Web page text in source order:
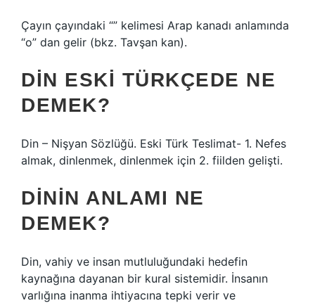
Çayın çayındaki “” kelimesi Arap kanadı anlamında
“o” dan gelir (bkz. Tavşan kan).
DIN ESKI TÜRKÇEDE NE
DEMEK?
Din – Nişyan Sözlüğü. Eski Türk Teslimat- 1. Nefes
almak, dinlenmek, dinlenmek için 2. fiilden gelişti.
DININ ANLAMI NE
DEMEK?
Din, vahiy ve insan mutluluğundaki hedefin
kaynağına dayanan bir kural sistemidir. İnsanın
varlığına inanma ihtiyacına tepki verir ve